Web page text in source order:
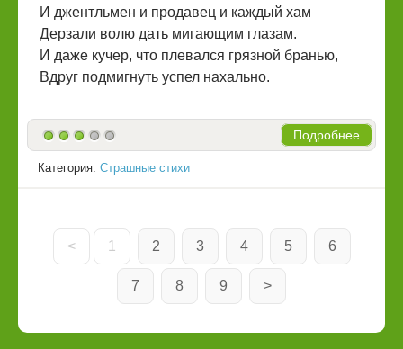
И джентльмен и продавец и каждый хам
Дерзали волю дать мигающим глазам.
И даже кучер, что плевался грязной бранью,
Вдруг подмигнуть успел нахально.
Подробнее
Категория: Страшные стихи
< 1 2 3 4 5 6
7 8 9 >